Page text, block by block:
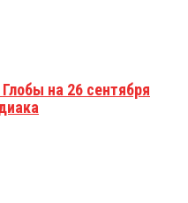
на 26 сентября